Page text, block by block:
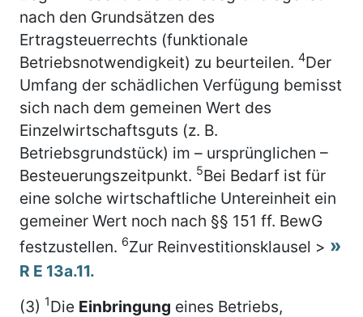
nach den Grundsätzen des
Ertragsteuerrechts (funktionale
Betriebsnotwendigkeit) zu beurteilen. 4Der
Umfang der schädlichen Verfügung bemisst
sich nach dem gemeinen Wert des
Einzelwirtschaftsguts (z. B.
Betriebsgrundstück) im – ursprünglichen –
Besteuerungszeitpunkt. 5Bei Bedarf ist für
eine solche wirtschaftliche Untereinheit ein
gemeiner Wert noch nach §§ 151 ff. BewG
festzustellen. 6Zur Reinvestitionsklausel >
R E 13a.11.
(3) 1Die Einbringung eines Betriebs,